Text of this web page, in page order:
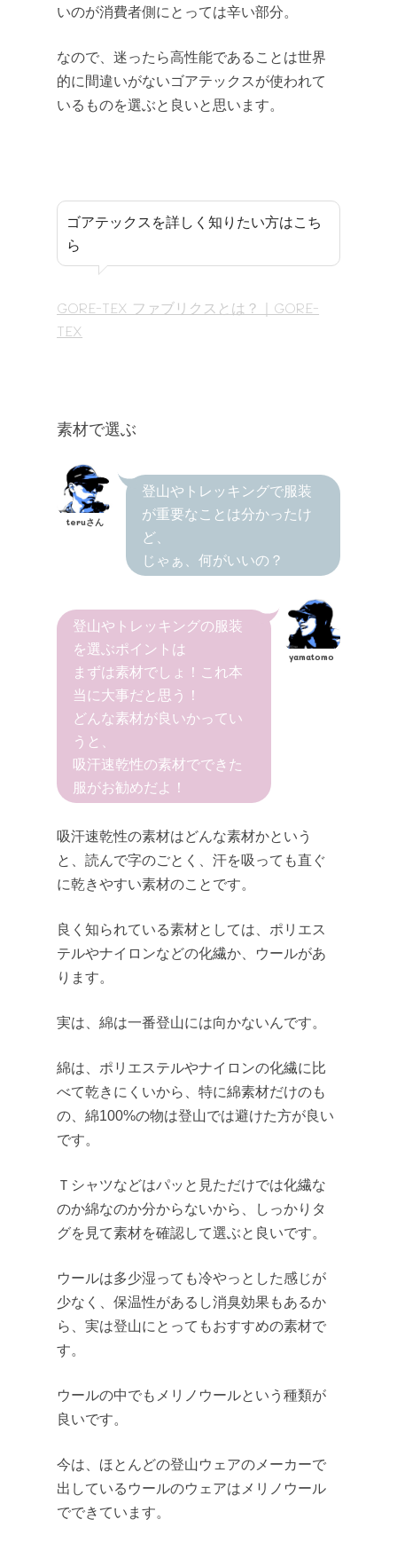
いのが消費者側にとっては辛い部分。
なので、迷ったら高性能であることは世界
的に間違いがないゴアテックスが使われて
いるものを選ぶと良いと思います。
ゴアテックスを詳しく知りたい方はこち
ら
GORE-TEX ファブリクスとは？｜GORE-
TEX
素材で選ぶ
teruさん
登山やトレッキングで服装
が重要なことは分かったけ
ど、
じゃぁ、何がいいの？
登山やトレッキングの服装
を選ぶポイントは
まずは素材でしょ！これ本
当に大事だと思う！
どんな素材が良いかってい
うと、
吸汗速乾性の素材でできた
服がお勧めだよ！
yamatomo
吸汗速乾性の素材はどんな素材かという
と、読んで字のごとく、汗を吸っても直ぐ
に乾きやすい素材のことです。
良く知られている素材としては、ポリエス
テルやナイロンなどの化繊か、ウールがあ
ります。
実は、綿は一番登山には向かないんです。
綿は、ポリエステルやナイロンの化繊に比
べて乾きにくいから、特に綿素材だけのも
の、綿100%の物は登山では避けた方が良い
です。
Ｔシャツなどはパッと見ただけでは化繊な
のか綿なのか分からないから、しっかりタ
グを見て素材を確認して選ぶと良いです。
ウールは多少湿っても冷やっとした感じが
少なく、保温性があるし消臭効果もあるか
ら、実は登山にとってもおすすめの素材で
す。
ウールの中でもメリノウールという種類が
良いです。
今は、ほとんどの登山ウェアのメーカーで
出しているウールのウェアはメリノウール
でできています。
Knowledg
100 yen item
Meal
Man and Wife
About
Facebook
YouTube
Contact
Site map